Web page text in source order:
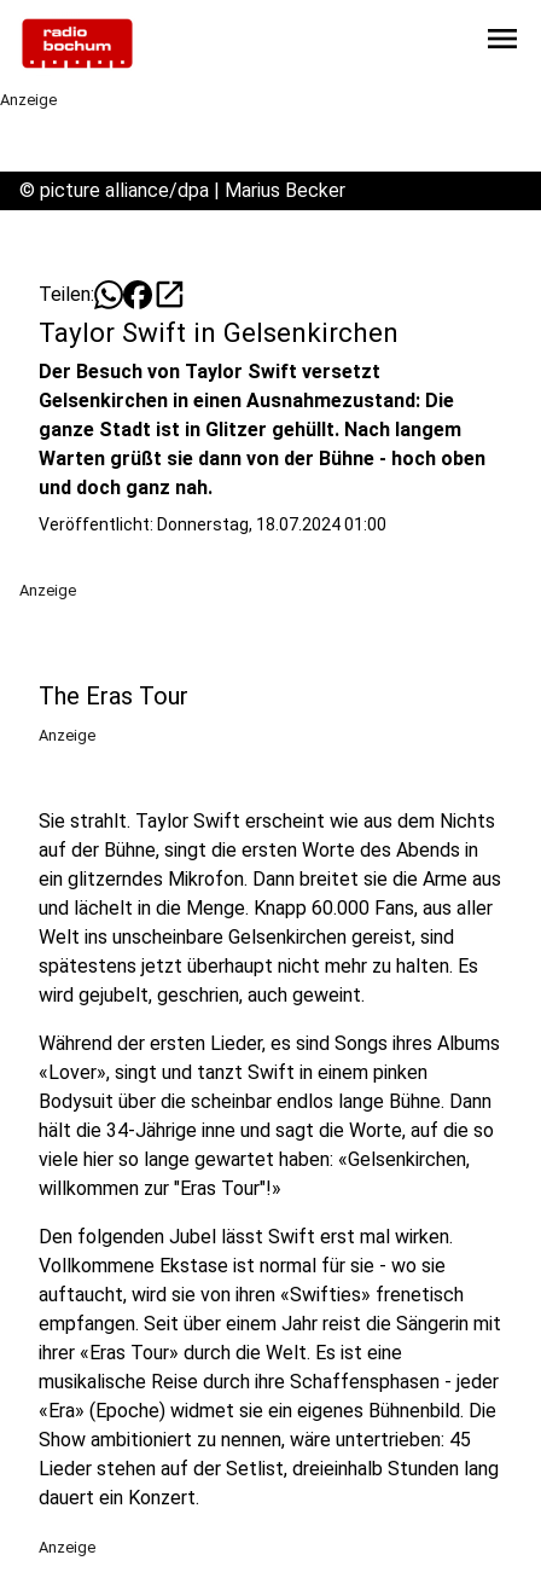
menu
Anzeige
© picture alliance/dpa | Marius Becker
Teilen: open_in_new
Taylor Swift in Gelsenkirchen
Der Besuch von Taylor Swift versetzt
Gelsenkirchen in einen Ausnahmezustand: Die
ganze Stadt ist in Glitzer gehüllt. Nach langem
Warten grüßt sie dann von der Bühne - hoch oben
und doch ganz nah.
Veröffentlicht: Donnerstag, 18.07.2024 01:00
Anzeige
The Eras Tour
Anzeige
Sie strahlt. Taylor Swift erscheint wie aus dem Nichts
auf der Bühne, singt die ersten Worte des Abends in
ein glitzerndes Mikrofon. Dann breitet sie die Arme aus
und lächelt in die Menge. Knapp 60.000 Fans, aus aller
Welt ins unscheinbare Gelsenkirchen gereist, sind
spätestens jetzt überhaupt nicht mehr zu halten. Es
wird gejubelt, geschrien, auch geweint.
Während der ersten Lieder, es sind Songs ihres Albums
«Lover», singt und tanzt Swift in einem pinken
Bodysuit über die scheinbar endlos lange Bühne. Dann
hält die 34-Jährige inne und sagt die Worte, auf die so
viele hier so lange gewartet haben: «Gelsenkirchen,
willkommen zur "Eras Tour"!»
Den folgenden Jubel lässt Swift erst mal wirken.
Vollkommene Ekstase ist normal für sie - wo sie
auftaucht, wird sie von ihren «Swifties» frenetisch
empfangen. Seit über einem Jahr reist die Sängerin mit
ihrer «Eras Tour» durch die Welt. Es ist eine
musikalische Reise durch ihre Schaffensphasen - jeder
«Era» (Epoche) widmet sie ein eigenes Bühnenbild. Die
Show ambitioniert zu nennen, wäre untertrieben: 45
Lieder stehen auf der Setlist, dreieinhalb Stunden lang
dauert ein Konzert.
Anzeige